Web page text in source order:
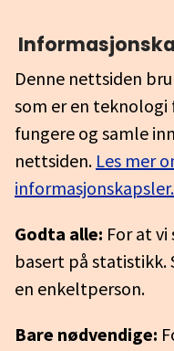
Denne nettsiden
som er en
fungere og samle
nettsiden. Les mer
informasjonskapsler.
Godta alle: For at
basert på
en enkeltperson.
Bare nødvendige: